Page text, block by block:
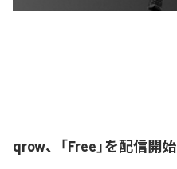
qrow、「Free」を配信開始